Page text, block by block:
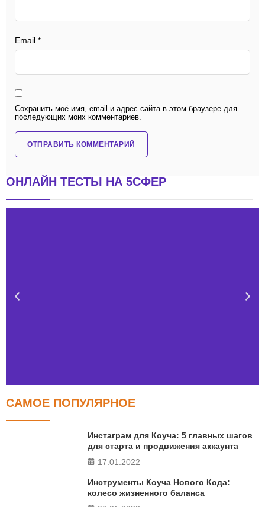
Email *
Сохранить моё имя, email и адрес сайта в этом браузере для
последующих моих комментариев.
ОНЛАЙН ТЕСТЫ НА 5СФЕР
Тест FERMI
в 5 главных сферах
САМОЕ ПОПУЛЯРНОЕ
Инстаграм для Коуча: 5 главных шагов
для старта и продвижения аккаунта
17.01.2022
Инструменты Коуча Нового Кода:
колесо жизненного баланса